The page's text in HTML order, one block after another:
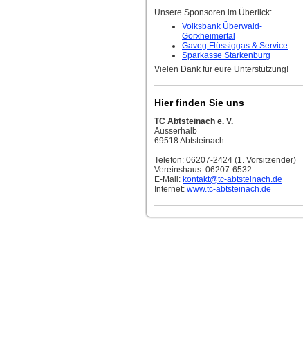
Unsere Sponsoren im Überlick:
Volksbank Überwald-
Gorxheimertal
Gaveg Flüssiggas & Service
Sparkasse Starkenburg
Vielen Dank für eure Unterstützung!
Hier finden Sie uns
TC Abtsteinach e. V.
Ausserhalb
69518 Abtsteinach
Telefon: 06207-2424 (1. Vorsitzender)
Vereinshaus: 06207-6532
E-Mail: kontakt@tc-abtsteinach.de
Internet: www.tc-abtsteinach.de